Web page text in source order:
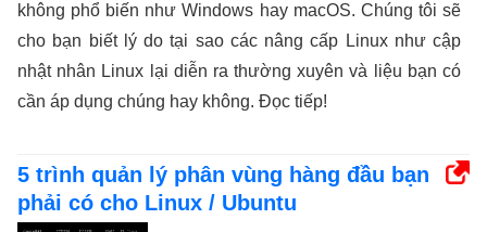
không phổ biến như Windows hay macOS. Chúng tôi sẽ
cho bạn biết lý do tại sao các nâng cấp Linux như cập
nhật nhân Linux lại diễn ra thường xuyên và liệu bạn có
cần áp dụng chúng hay không. Đọc tiếp!
5 trình quản lý phân vùng hàng đầu bạn
phải có cho Linux / Ubuntu